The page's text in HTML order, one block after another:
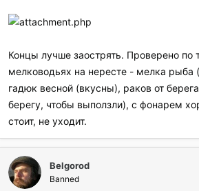
Концы лучше заострять. Проверено по
мелководьях на нересте - мелка рыба
гадюк весной (вкусны), раков от
берегу, чтобы выползли), с фонарем
стоит, не уходит.
Belgorod
Banned